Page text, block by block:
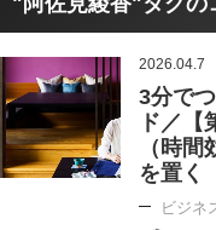
2026.04.7
3分で
ド／【
（時
を置く
ビジネ